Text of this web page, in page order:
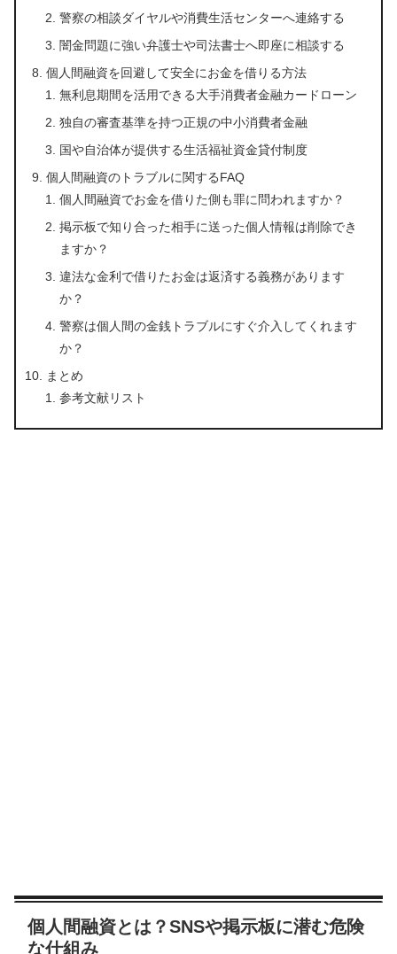
警察の相談ダイヤルや消費生活センターへ連絡する
闇金問題に強い弁護士や司法書士へ即座に相談する
個人間融資を回避して安全にお金を借りる方法
無利息期間を活用できる大手消費者金融カードローン
独自の審査基準を持つ正規の中小消費者金融
国や自治体が提供する生活福祉資金貸付制度
個人間融資のトラブルに関するFAQ
個人間融資でお金を借りた側も罪に問われますか？
掲示板で知り合った相手に送った個人情報は削除でき
ますか？
違法な金利で借りたお金は返済する義務があります
か？
警察は個人間の金銭トラブルにすぐ介入してくれます
か？
まとめ
参考文献リスト
個人間融資とは？SNSや掲示板に潜む危険
な仕組み